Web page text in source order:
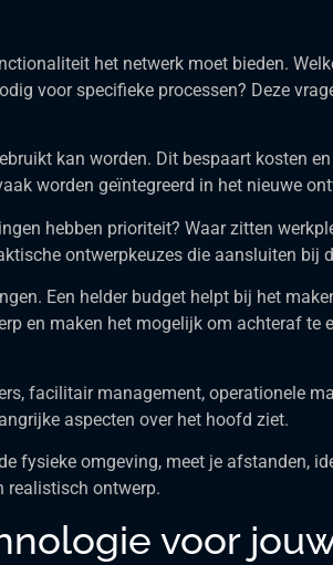
het netwerk moet bieden.
voor specifieke processen? Deze
kan worden. Dit bespaart kosten
worden geïntegreerd in het nieuwe
hebben prioriteit? Waar zitten
ontwerpkeuzes die aansluiten bij
Een helder budget helpt bij het
en maken het mogelijk om achteraf te
facilitair management, operationele
aspecten over het hoofd ziet.
fysieke omgeving, meet je afstanden,
realistisch ontwerp.
voor